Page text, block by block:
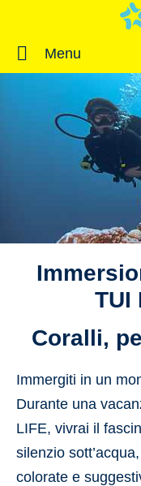
Menu
TUI
Coralli,
Immergiti in un
Durante una
LIFE, vivrai il
silenzio
colorate e